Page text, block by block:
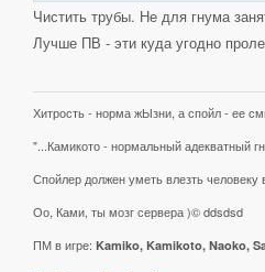
Чистить трубы. Не для гнума
Лучше ПВ - эти куда угодно
Хитрость - норма жЫзни, а спойл - ее
"...Камикото - нормальный адекватный
Спойлер должен уметь влезть
Оо, Ками, ты мозг сервера )© ddsdsd
ПМ в игре: Kamiko, Kamikoto, Naoko,